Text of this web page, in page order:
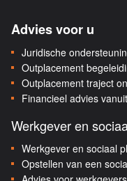
Advies voor u
Juridische
Outplacement
Outplacement traject
Financieel advies
Werkgever en
Werkgever en sociaal
Opstellen van een